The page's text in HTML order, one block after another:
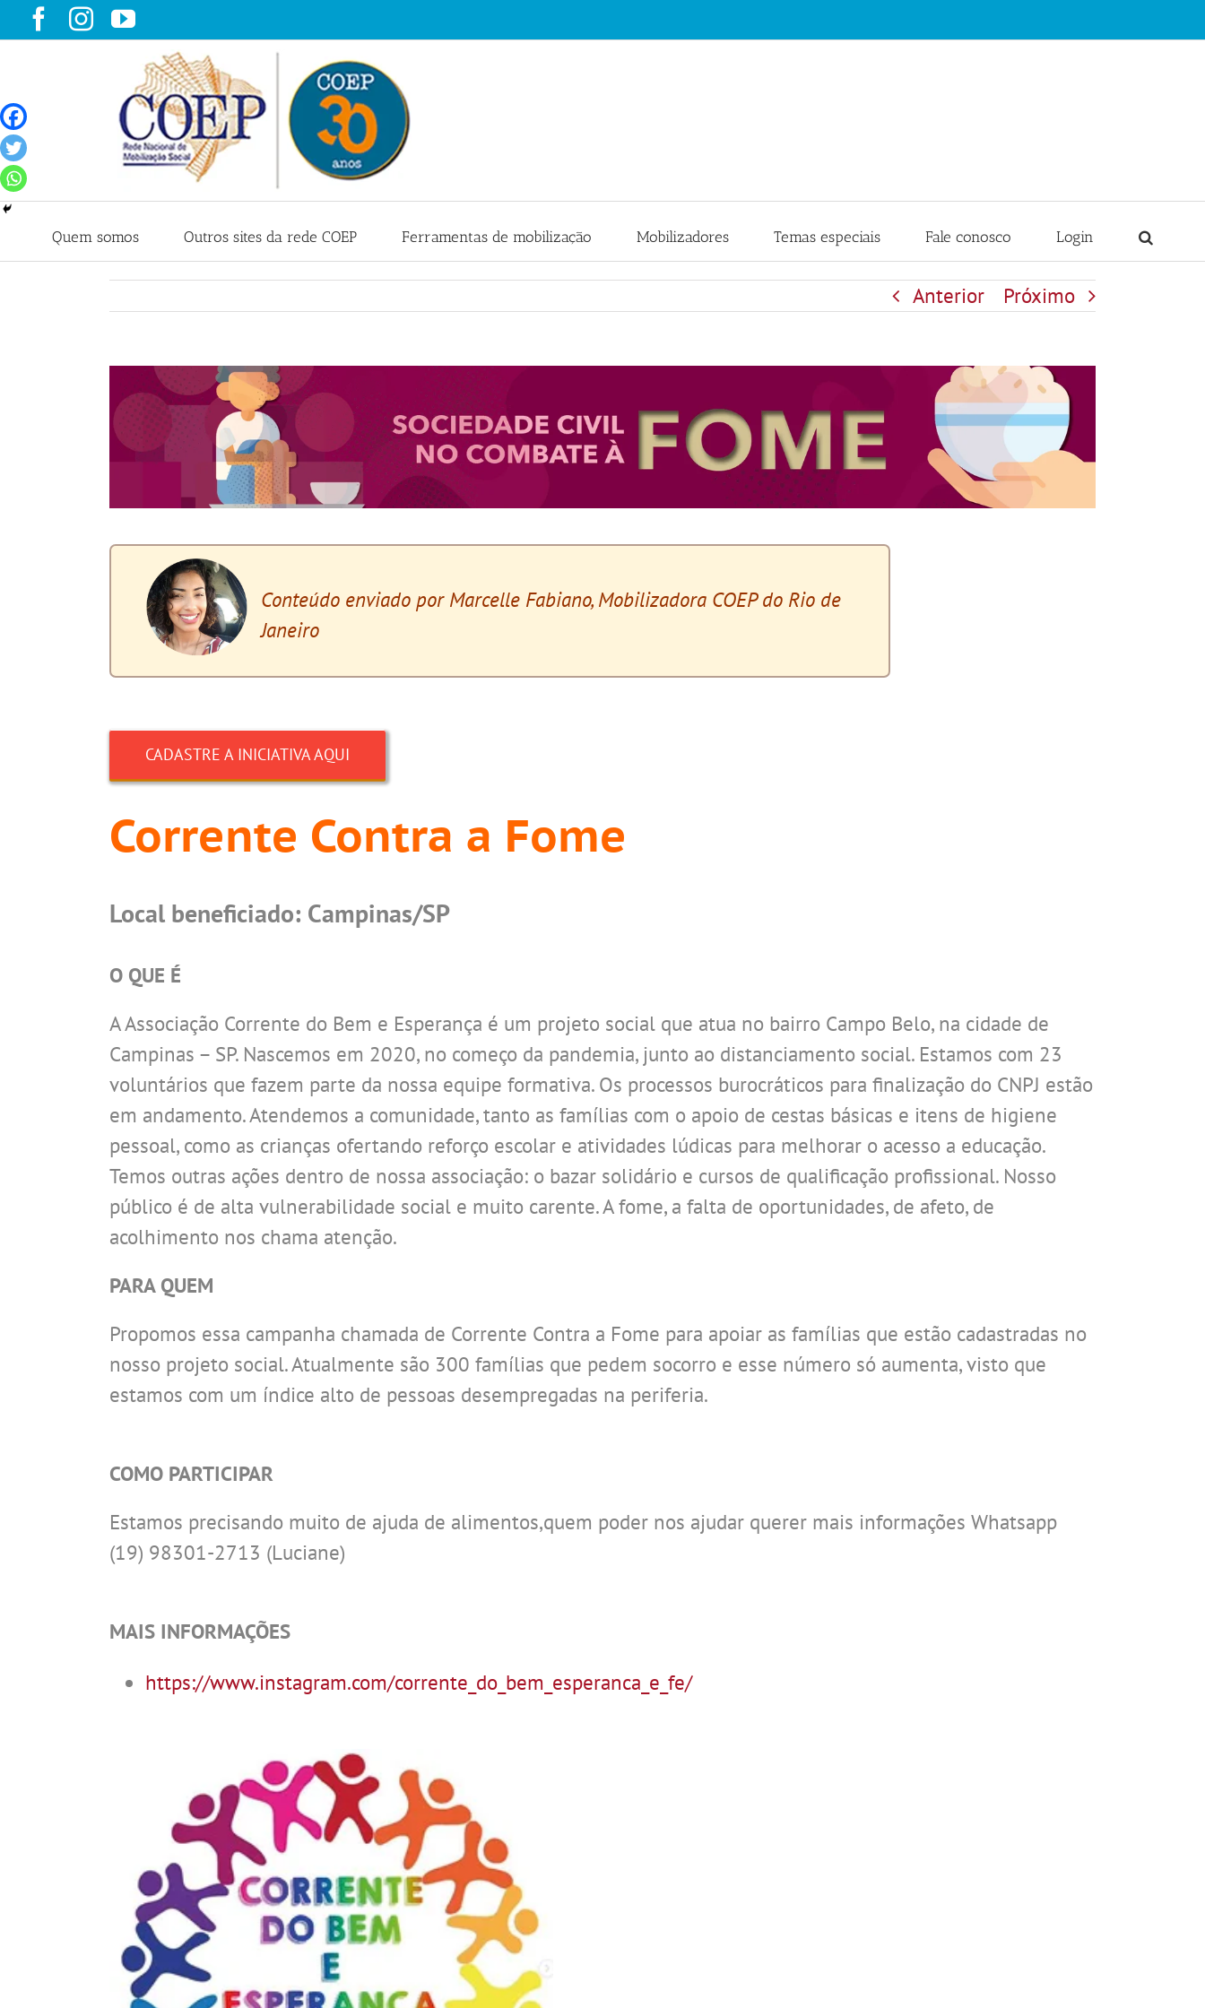
para
conteúdo
Facebook
Instagram
YouTube
Quem somos Outros sites da rede COEP Ferramentas de mobilização Mobilizadores Temas especiais Fale conosco Login
Anterior Próximo
Conteúdo enviado por Marcelle Fabiano, Mobilizadora COEP do Rio de
Janeirox
CADASTRE A INICIATIVA AQUI
Corrente Contra a Fome
Local beneficiado: Campinas/SP
O QUE É
A Associação Corrente do Bem e Esperança é um projeto social que atua no bairro Campo Belo, na cidade de
Campinas – SP. Nascemos em 2020, no começo da pandemia, junto ao distanciamento social. Estamos com 23
voluntários que fazem parte da nossa equipe formativa. Os processos burocráticos para finalização do CNPJ estão
em andamento. Atendemos a comunidade, tanto as famílias com o apoio de cestas básicas e itens de higiene
pessoal, como as crianças ofertando reforço escolar e atividades lúdicas para melhorar o acesso a educação.
Temos outras ações dentro de nossa associação: o bazar solidário e cursos de qualificação profissional. Nosso
público é de alta vulnerabilidade social e muito carente. A fome, a falta de oportunidades, de afeto, de
acolhimento nos chama atenção.
PARA QUEM
Propomos essa campanha chamada de Corrente Contra a Fome para apoiar as famílias que estão cadastradas no
nosso projeto social. Atualmente são 300 famílias que pedem socorro e esse número só aumenta, visto que
estamos com um índice alto de pessoas desempregadas na periferia.
COMO PARTICIPAR
Estamos precisando muito de ajuda de alimentos,quem poder nos ajudar querer mais informações Whatsapp
(19) 98301-2713 (Luciane)
MAIS INFORMAÇÕES
https://www.instagram.com/corrente_do_bem_esperanca_e_fe/